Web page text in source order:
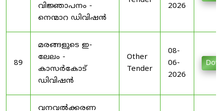
വിജ്ഞാപനം -
നെന്മാറ ഡിവിഷൻ
2026
89
മരങ്ങളുടെ ഇ-
ലേലം -
കാസർകോട്
ഡിവിഷൻ
Other
Tender
08-
06-
2026
വനവൽക്കരണ